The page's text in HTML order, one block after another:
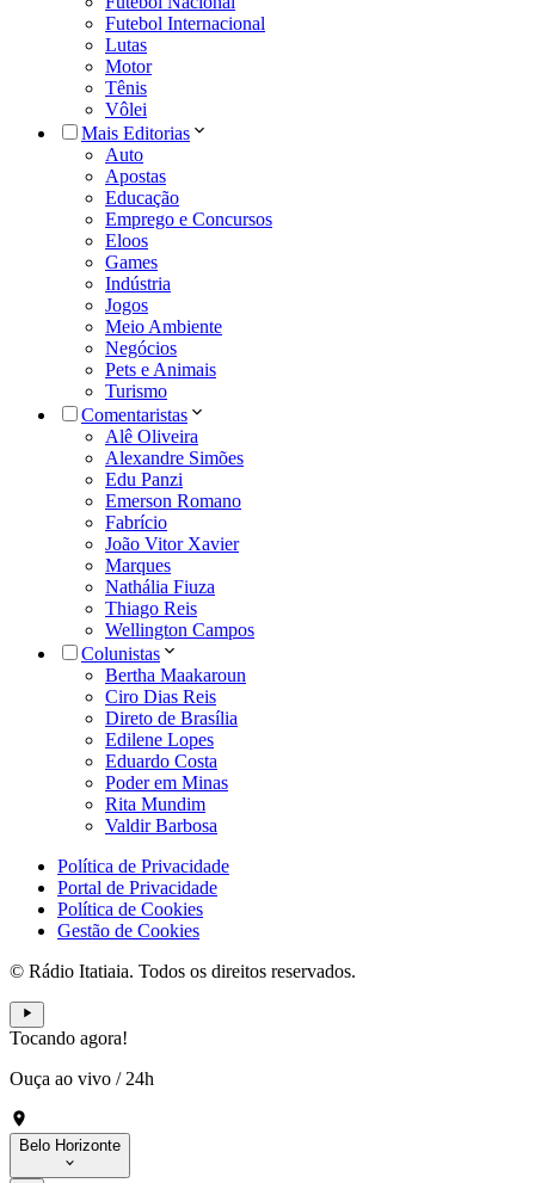
Futebol Internacional
Lutas
Motor
Tênis
Vôlei
Mais Editorias
Auto
Apostas
Educação
Emprego e Concursos
Eloos
Games
Indústria
Jogos
Meio Ambiente
Negócios
Pets e Animais
Turismo
Comentaristas
Alê Oliveira
Alexandre Simões
Edu Panzi
Emerson Romano
Fabrício
João Vitor Xavier
Marques
Nathália Fiuza
Thiago Reis
Wellington Campos
Colunistas
Bertha Maakaroun
Ciro Dias Reis
Direto de Brasília
Edilene Lopes
Eduardo Costa
Poder em Minas
Rita Mundim
Valdir Barbosa
Política de Privacidade
Portal de Privacidade
Política de Cookies
Gestão de Cookies
© Rádio Itatiaia. Todos os direitos reservados.
Tocando agora!
Ouça ao vivo /24h
Belo Horizonte